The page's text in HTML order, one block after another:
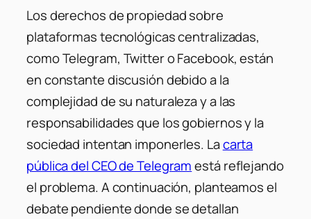
Los derechos de propiedad sobre
plataformas tecnológicas centralizadas,
como Telegram, Twitter o Facebook, están
en constante discusión debido a la
complejidad de su naturaleza y a las
responsabilidades que los gobiernos y la
sociedad intentan imponerles. Lacarta
pública del CEO de Telegramestá reflejando
el problema. A continuación, planteamos el
debate pendiente donde se detallan